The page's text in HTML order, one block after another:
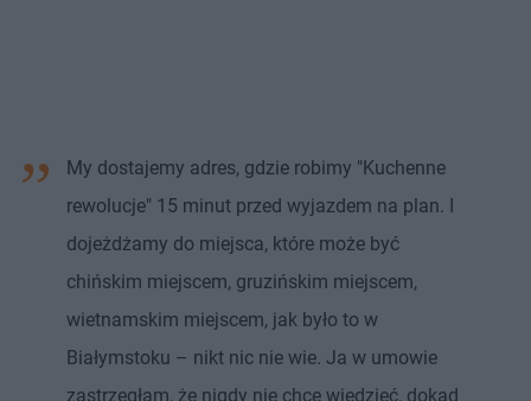
My dostajemy adres, gdzie robimy "Kuchenne
rewolucje" 15 minut przed wyjazdem na plan. I
dojeżdżamy do miejsca, które może być
chińskim miejscem, gruzińskim miejscem,
wietnamskim miejscem, jak było to w
Białymstoku – nikt nic nie wie. Ja w umowie
zastrzegłam, że nigdy nie chcę wiedzieć, dokąd